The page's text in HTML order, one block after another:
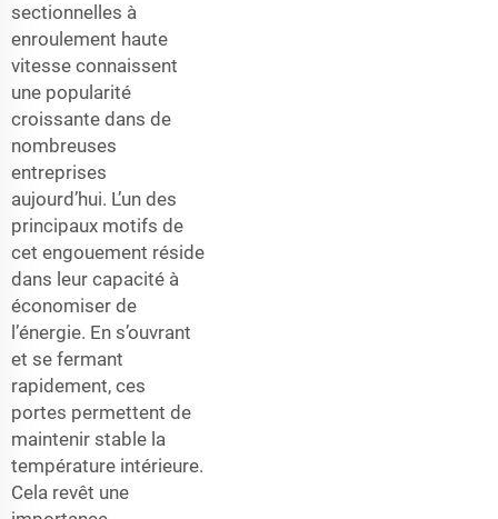
sectionnelles à
enroulement haute
vitesse connaissent
une popularité
croissante dans de
nombreuses
entreprises
aujourd’hui. L’un des
principaux motifs de
cet engouement réside
dans leur capacité à
économiser de
l’énergie. En s’ouvrant
et se fermant
rapidement, ces
portes permettent de
maintenir stable la
température intérieure.
Cela revêt une